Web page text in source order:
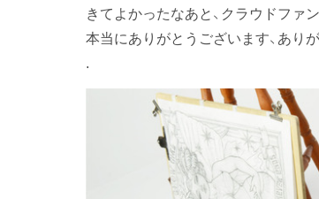
きてよかったなあと、クラウドファ
本当にありがとうございます、あり
.